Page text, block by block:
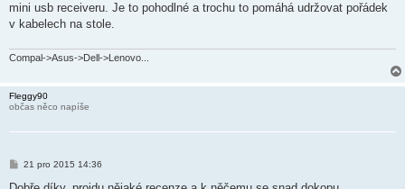
mini usb receiveru. Je to pohodlné a trochu to pomáhá udržovat pořádek
v kabelech na stole.
Compal->Asus->Dell->Lenovo...
Fleggy90
občas něco napíše
P
í
21 pro 2015 14:36